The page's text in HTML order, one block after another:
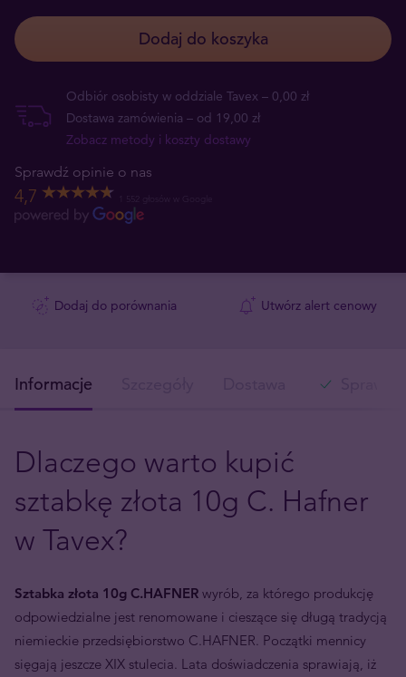
Dodaj do koszyka
Odbiór osobisty w oddziale Tavex – 0,00 zł
Dostawa zamówienia – od 19,00 zł
Zobacz metody i koszty dostawy
Sprawdź opinie o nas
4,7
Dodaj do porównania Utwórz alert cenowy
Informacje
Dlaczego warto kupić
sztabkę złota 10g C. Hafner
w Tavex?
Sztabka złota 10g C.HAFNER wyrób, za którego produkcję
odpowiedzialne jest renomowane i cieszące się długą tradycją
niemieckie przedsiębiorstwo C.HAFNER. Początki mennicy
sięgają jeszcze XIX stulecia. Lata doświadczenia sprawiają, iż